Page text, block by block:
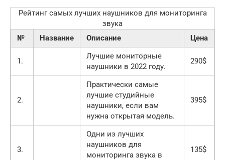
Рейтинг самых лучших наушников для мониторинга
звука
№
Название Описание Цена
1.
Лучшие мониторные
наушники в 2022 году.
290$
2.
Практически самые
лучшие студийные
наушники, если вам
нужна открытая модель.
395$
3.
Одни из лучших
наушников для
мониторинга звука в
135$